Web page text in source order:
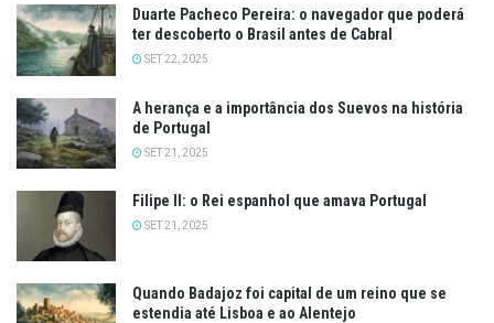
Duarte Pacheco Pereira: o navegador que poderá
ter descoberto o Brasil antes de Cabral
SET 22, 2025
A herança e a importância dos Suevos na história
de Portugal
SET 21, 2025
Filipe II: o Rei espanhol que amava Portugal
SET 21, 2025
Quando Badajoz foi capital de um reino que se
estendia até Lisboa e ao Alentejo